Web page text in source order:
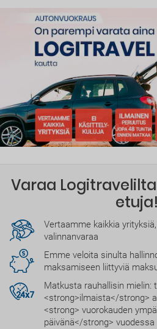
Varaa
etuja!
Vertaamme kaikkia
valinnanvaraa
Emme veloita sinulta
maksamiseen liittyviä
Matkusta rauhallisin mielin:
<strong>ilmaista</strong>
<strong> vuorokauden
päivänä</strong> vuodessa